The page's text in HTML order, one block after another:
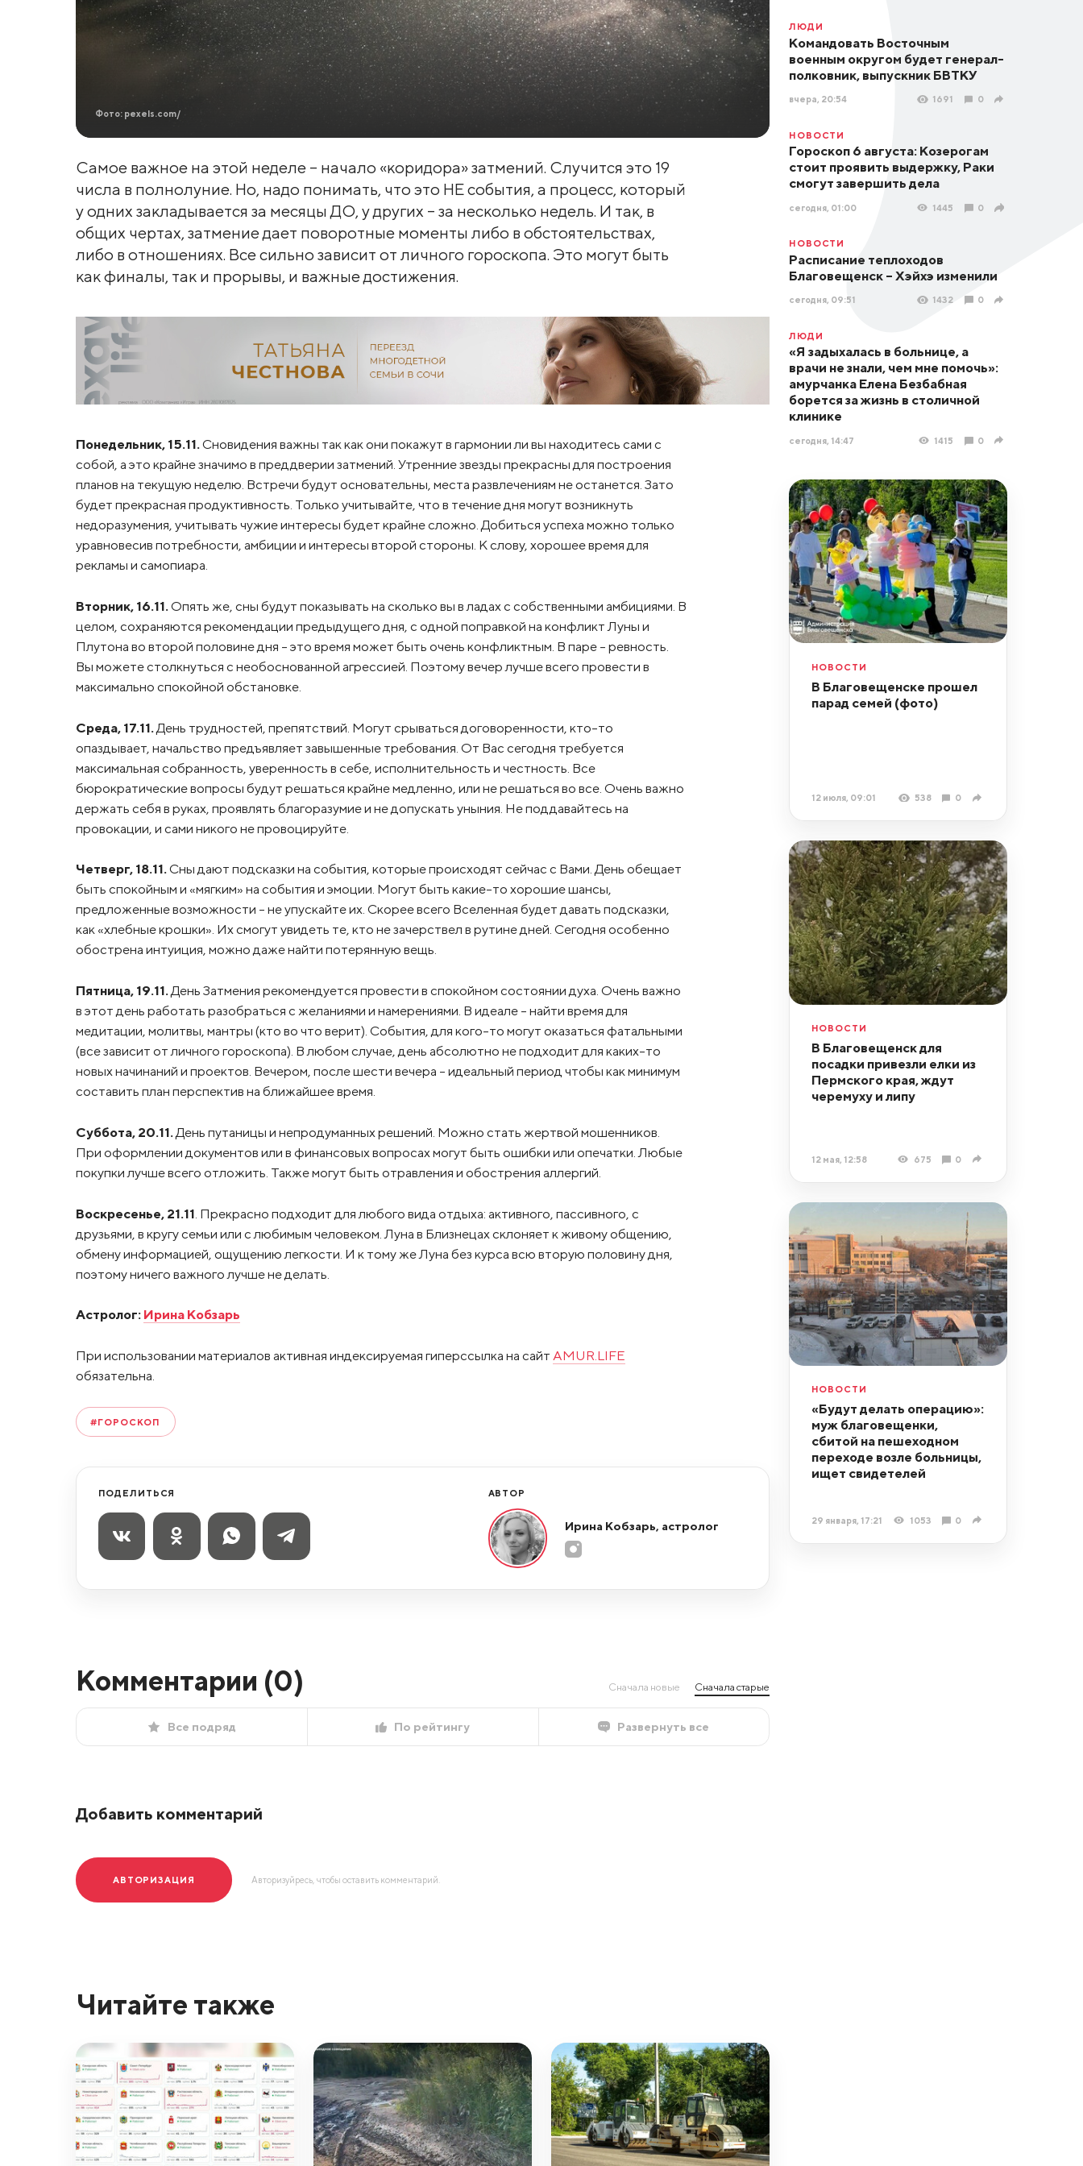
Фото: pexels.com/
Самое важное на этой неделе – начало «коридора» затмений. Случится это 19
числа в полнолуние. Но, надо понимать, что это НЕ события, а процесс, который
у одних закладывается за месяцы ДО, у других – за несколько недель. И так, в
общих чертах, ​​затмение дает поворотные моменты либо в обстоятельствах,
либо в отношениях. Все сильно зависит от личного гороскопа. Это могут быть
как финалы, так и прорывы, и важные достижения.
Понедельник, 15.11.Сновидения важны так как они покажут в гармонии ли вы находитесь сами с
собой, а это крайне значимо в преддверии затмений. Утренние звезды прекрасны для построения
планов на текущую неделю. Встречи будут основательны, места развлечениям не останется. Зато
будет прекрасная продуктивность. Только учитывайте, что в течение дня могут возникнуть
недоразумения, учитывать чужие интересы будет крайне сложно. Добиться успеха можно только
уравновесив потребности, амбиции и интересы второй стороны. К слову, хорошее время для
рекламы и самопиара.
Вторник, 16.11.Опять же, сны будут показывать на сколько вы в ладах с собственными амбициями. В
целом, сохраняются рекомендации предыдущего дня, с одной поправкой на конфликт Луны и
Плутона во второй половине дня – это время может быть очень конфликтным. В паре – ревность.
Вы можете столкнуться с необоснованной агрессией. Поэтому вечер лучше всего провести в
максимально спокойной обстановке.
Среда, 17.11.День трудностей, препятствий. Могут срываться договоренности, кто-то
опаздывает, начальство предъявляет завышенные требования. От Вас сегодня требуется
максимальная собранность, уверенность в себе, исполнительность и честность. Все
бюрократические вопросы будут решаться крайне медленно, или не решаться во все. Очень важно
держать себя в руках, проявлять благоразумие и не допускать уныния. Не поддавайтесь на
провокации, и сами никого не провоцируйте.
Четверг, 18.11.Сны дают подсказки на события, которые происходят сейчас с Вами. День обещает
быть спокойным и «мягким» на события и эмоции. Могут быть какие-то хорошие шансы,
предложенные возможности – не упускайте их. Скорее всего Вселенная будет давать подсказки,
как «хлебные крошки». Их смогут увидеть те, кто не зачерствел в рутине дней. Сегодня особенно
обострена интуиция, можно даже найти потерянную вещь.
Пятница, 19.11.День Затмения рекомендуется провести в спокойном состоянии духа. Очень важно
в этот день работать разобраться с желаниями и намерениями. В идеале – найти время для
медитации, молитвы, мантры (кто во что верит). События, для кого-то могут оказаться фатальными
(все зависит от личного гороскопа). В любом случае, день абсолютно не подходит для каких-то
новых начинаний и проектов. Вечером, после шести вечера – идеальный период чтобы как минимум
составить план перспектив на ближайшее время.
Суббота, 20.11.День путаницы и непродуманных решений. Можно стать жертвой мошенников.
При оформлении документов или в финансовых вопросах могут быть ошибки или опечатки. Любые
покупки лучше всего отложить. Также могут быть отравления и обострения аллергий.
Воскресенье, 21.11 . Прекрасно подходит для любого вида отдыха: активного, пассивного, с
друзьями, в кругу семьи или с любимым человеком. Луна в Близнецах склоняет к живому общению,
обмену информацией, ощущению легкости. И к тому же Луна без курса всю вторую половину дня,
поэтому ничего важного лучше не делать.
Астролог: Ирина Кобзарь
При использовании материалов активная индексируемая гиперссылка на сайт AMUR.LIFE
обязательна.
#ГОРОСКОП
ПОДЕЛИТЬСЯ АВТОР
Ирина Кобзарь, астролог
Комментарии (0) Сначала новые Сначала старые
Все подряд По рейтингу Развернуть все
Добавить комментарий
АВТОРИЗАЦИЯ Авторизуйресь, чтобы оставить комментарий.
ЛЮДИ
Командовать Восточным
военным округом будет генерал-
полковник, выпускник БВТКУ
вчера, 20:54 1691 0
НОВОСТИ
Гороскоп 6 августа: Козерогам
стоит проявить выдержку, Раки
смогут завершить дела
сегодня, 01:00 1445 0
НОВОСТИ
Расписание теплоходов
Благовещенск – Хэйхэ изменили
сегодня, 09:51 1432 0
ЛЮДИ
«Я задыхалась в больнице, а
врачи не знали, чем мне помочь»:
амурчанка Елена Безбабная
борется за жизнь в столичной
клинике
сегодня, 14:47 1415 0
НОВОСТИ
В Благовещенске прошел
парад семей (фото)
12 июля, 09:01 538 0
НОВОСТИ
В Благовещенск для
посадки привезли елки из
Пермского края, ждут
черемуху и липу
12 мая, 12:58 675 0
НОВОСТИ
«Будут делать операцию»:
муж благовещенки,
сбитой на пешеходном
переходе возле больницы,
ищет свидетелей
29 января, 17:21 1053 0
Читайте также